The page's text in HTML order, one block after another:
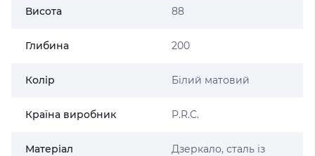
Висота 88
Глибина 200
Колір Білий матовий
Країна виробник P.R.C.
Матеріал
Дзеркало, сталь із